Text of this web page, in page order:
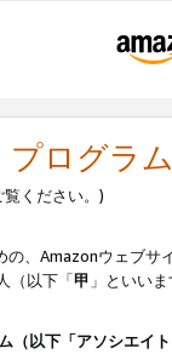
ログラ
覧ください。)
、Amazonウェブサ
（以下「甲 」といい
（以下「アソシエイ